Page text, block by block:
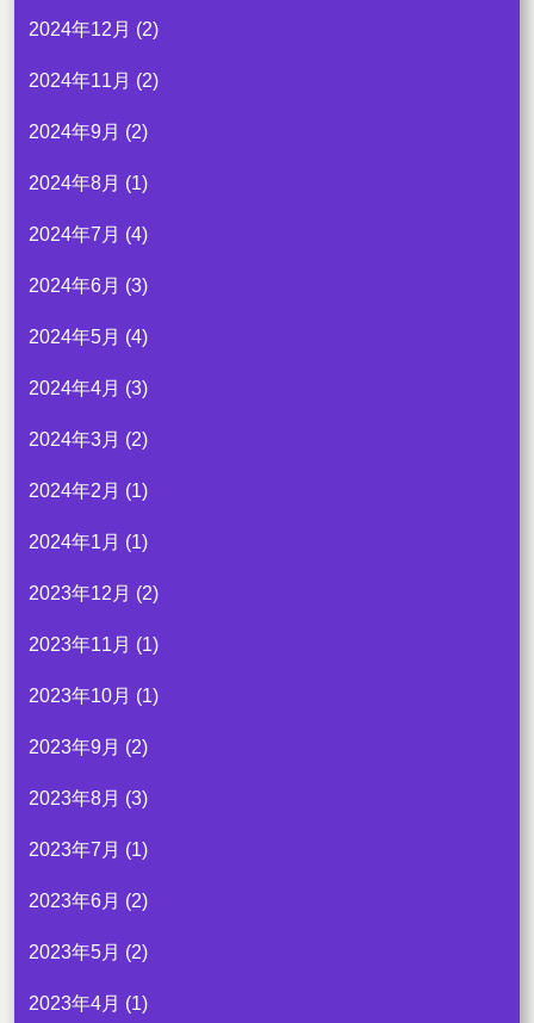
2024年12月 (2)
2024年11月 (2)
2024年9月 (2)
2024年8月 (1)
2024年7月 (4)
2024年6月 (3)
2024年5月 (4)
2024年4月 (3)
2024年3月 (2)
2024年2月 (1)
2024年1月 (1)
2023年12月 (2)
2023年11月 (1)
2023年10月 (1)
2023年9月 (2)
2023年8月 (3)
2023年7月 (1)
2023年6月 (2)
2023年5月 (2)
2023年4月 (1)